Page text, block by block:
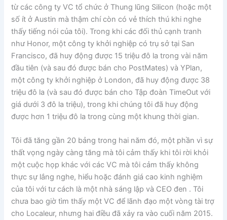
từ các công ty VC tổ chức ở Thung lũng Silicon (hoặc một
số ít ở Austin mà thậm chí còn có vẻ thích thú khi nghe
thấy tiếng nói của tôi). Trong khi các đối thủ cạnh tranh
như Honor, một công ty khởi nghiệp có trụ sở tại San
Francisco, đã huy động được 15 triệu đô la trong vài năm
đầu tiên (và sau đó được bán cho PostMates) và YPlan,
một công ty khởi nghiệp ở London, đã huy động được 38
triệu đô la (và sau đó được bán cho Tập đoàn TimeOut với
giá dưới 3 đô la triệu), trong khi chúng tôi đã huy động
được hơn 1 triệu đô la trong cùng một khung thời gian.
Tôi đã tăng gần 20 bảng trong hai năm đó, một phần vì sự
thất vọng ngày càng tăng mà tôi cảm thấy khi tôi rời khỏi
một cuộc họp khác với các VC mà tôi cảm thấy không
thực sự lắng nghe, hiểu hoặc đánh giá cao kinh nghiệm
của tôi với tư cách là một nhà sáng lập và CEO đen . Tôi
chưa bao giờ tìm thấy một VC để lãnh đạo một vòng tài trợ
cho Localeur, nhưng hai điều đã xảy ra vào cuối năm 2015.